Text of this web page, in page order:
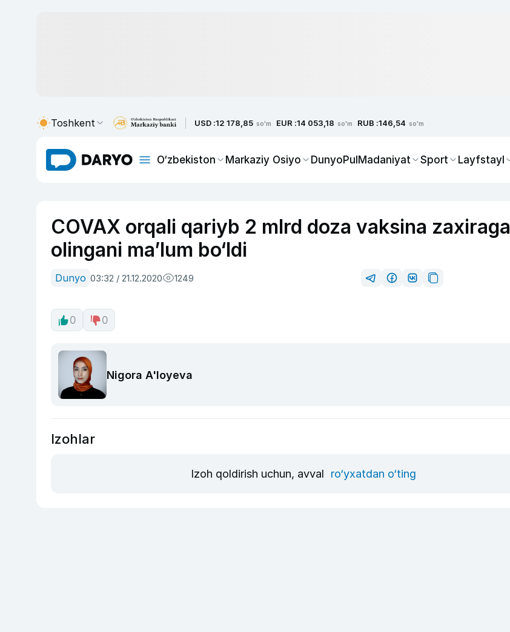
Toshkent USD :12 178,85 so'm EUR :14 053,18 so'm RUB :146,54 so'm
O‘zbekiston Markaziy Osiyo DunyoPulMadaniyat Sport Layfstayl
COVAX orqali qariyb 2 mlrd doza vaksina zaxiraga
olingani ma’lum bo‘ldi
Dunyo 03:32 / 21.12.2020 1249
0 0
Nigora A'loyeva
Izohlar
Izoh qoldirish uchun, avval ro‘yxatdan o‘ting